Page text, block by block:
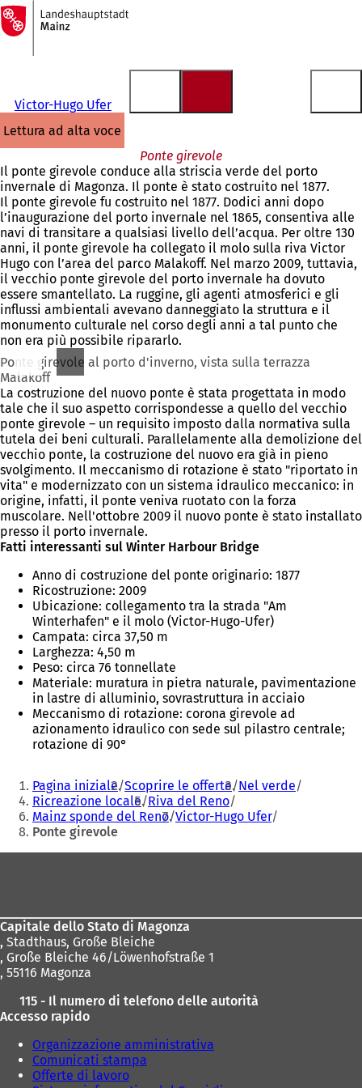
Vai al contenuto
Alla
pagina
iniziale
Victor-Hugo Ufer
lettura ad alta voce
Ponte girevole
Il ponte girevole conduce alla striscia verde del porto
invernale di Magonza. Il ponte è stato costruito nel 1877.
Il ponte girevole fu costruito nel 1877. Dodici anni dopo
l’inaugurazione del porto invernale nel 1865, consentiva alle
navi di transitare a qualsiasi livello dell’acqua. Per oltre 130
anni, il ponte girevole ha collegato il molo sulla riva Victor
Hugo con l’area del parco Malakoff. Nel marzo 2009, tuttavia,
il vecchio ponte girevole del porto invernale ha dovuto
essere smantellato. La ruggine, gli agenti atmosferici e gli
influssi ambientali avevano danneggiato la struttura e il
monumento culturale nel corso degli anni a tal punto che
non era più possibile ripararlo.
Ponte girevole al porto d'inverno, vista sulla terrazza
Malakoff
La costruzione del nuovo ponte è stata progettata in modo
tale che il suo aspetto corrispondesse a quello del vecchio
ponte girevole – un requisito imposto dalla normativa sulla
tutela dei beni culturali. Parallelamente alla demolizione del
vecchio ponte, la costruzione del nuovo era già in pieno
svolgimento. Il meccanismo di rotazione è stato "riportato in
vita" e modernizzato con un sistema idraulico meccanico: in
origine, infatti, il ponte veniva ruotato con la forza
muscolare. Nell'ottobre 2009 il nuovo ponte è stato installato
presso il porto invernale.
Fatti interessanti sul Winter Harbour Bridge
Anno di costruzione del ponte originario: 1877
Ricostruzione: 2009
Ubicazione: collegamento tra la strada "Am
Winterhafen" e il molo (Victor-Hugo-Ufer)
Campata: circa 37,50 m
Larghezza: 4,50 m
Peso: circa 76 tonnellate
Materiale: muratura in pietra naturale, pavimentazione
in lastre di alluminio, sovrastruttura in acciaio
Meccanismo di rotazione: corona girevole ad
azionamento idraulico con sede sul pilastro centrale;
rotazione di 90°
Siete
qui:
Pagina iniziale Scoprire le offerte Nel verde
Ricreazione locale Riva del Reno
Mainz sponde del Reno Victor-Hugo Ufer
Ponte girevole
Capitale dello Stato di Magonza
, Stadthaus, Große Bleiche
, Große Bleiche 46/Löwenhofstraße 1
, 55116 Magonza
115 - Il numero di telefono delle autorità
Accesso rapido
Organizzazione amministrativa
Comunicati stampa
Offerte di lavoro